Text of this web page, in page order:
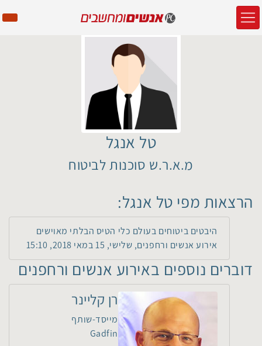
טל אנגל
מ.א.ר.ש סוכנות לביטוח
הרצאות מפי טל אנגל:
היבטים ביטוחים בעולם כלי הטיס הבלתי מאוישים
אירוע אנשים ורחפנים, שלישי, 15 במאי 2018, 15:10
דוברים נוספים באירוע אנשים ורחפנים
רן קליינר
מייסד-שותף
Gadfin